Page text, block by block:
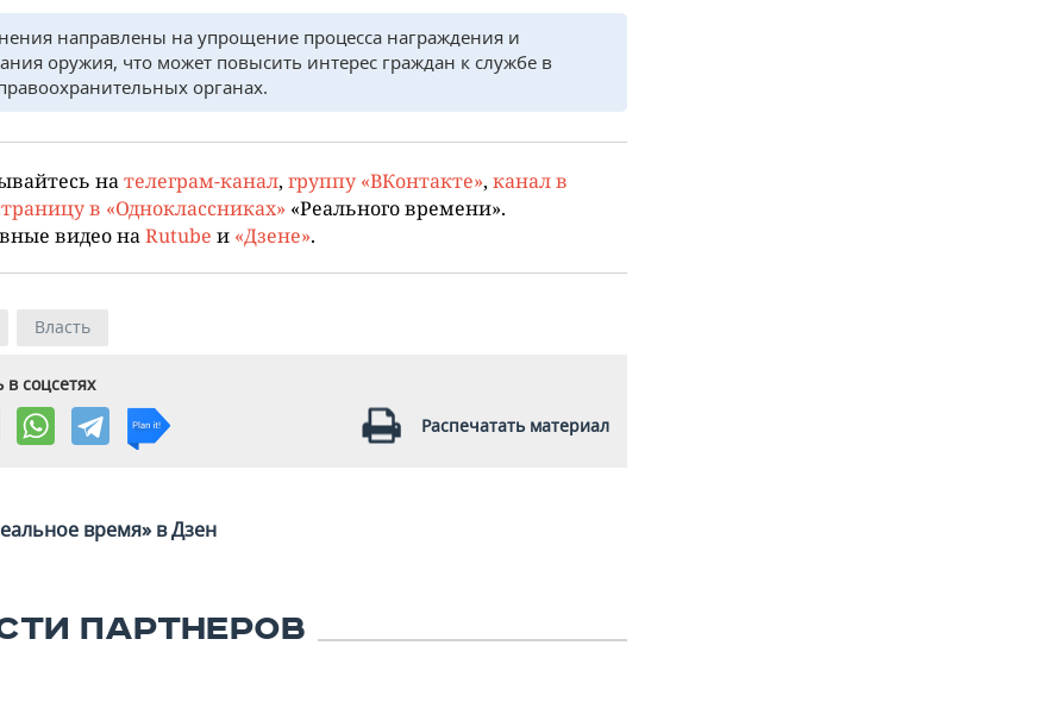
направлены на упрощение процесса награждения и
оружия, что может повысить интерес граждан к службе в
органах.
на телеграм-канал, группу «ВКонтакте», канал в
в «Одноклассниках» «Реального времени».
видео на Rutube и «Дзене».
Власть
в соцсетях
Распечатать материал
время» в Дзен
ПАРТНЕРОВ